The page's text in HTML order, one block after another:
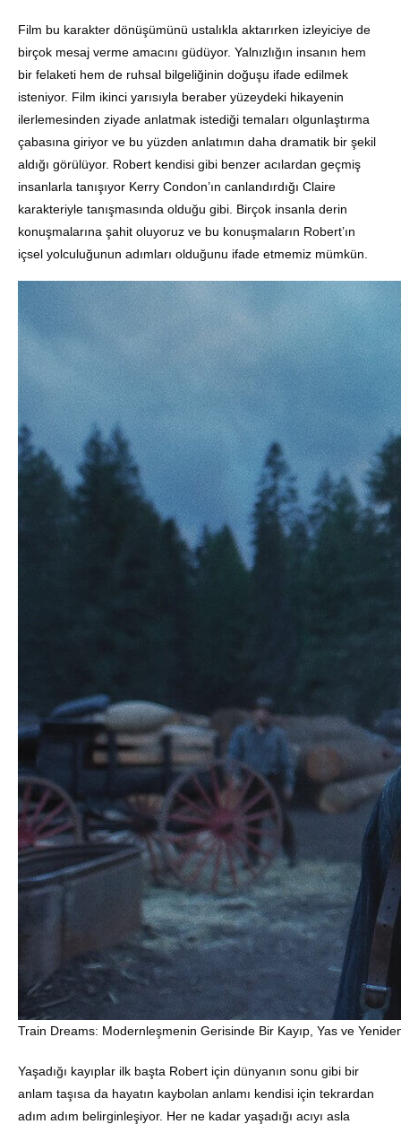
Film bu karakter dönüşümünü ustalıkla aktarırken izleyiciye de
birçok mesaj verme amacını güdüyor. Yalnızlığın insanın hem
bir felaketi hem de ruhsal bilgeliğinin doğuşu ifade edilmek
isteniyor. Film ikinci yarısıyla beraber yüzeydeki hikayenin
ilerlemesinden ziyade anlatmak istediği temaları olgunlaştırma
çabasına giriyor ve bu yüzden anlatımın daha dramatik bir şekil
aldığı görülüyor. Robert kendisi gibi benzer acılardan geçmiş
insanlarla tanışıyor Kerry Condon’ın canlandırdığı Claire
karakteriyle tanışmasında olduğu gibi. Birçok insanla derin
konuşmalarına şahit oluyoruz ve bu konuşmaların Robert’ın
içsel yolculuğunun adımları olduğunu ifade etmemiz mümkün.
Train Dreams: Modernleşmenin Gerisinde Bir Kayıp, Yas ve
Yaşadığı kayıplar ilk başta Robert için dünyanın sonu gibi bir
anlam taşısa da hayatın kaybolan anlamı kendisi için tekrardan
adım adım belirginleşiyor. Her ne kadar yaşadığı acıyı asla